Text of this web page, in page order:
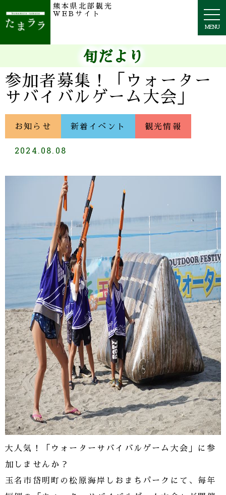
MENU
熊本県北部観光
WEBサイト
旬だより
参加者募集！「ウォーター
サバイバルゲーム大会」
お知らせ 新着イベント 観光情報
2024.08.08
大人気！「ウォーターサバイバルゲーム大会」に参
加しませんか？
玉名市岱明町の松原海岸しおまちパークにて、毎年